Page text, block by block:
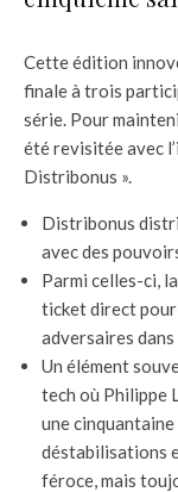
Cette édition
finale à trois
série. Pour
été revisitée avec
Distribonus ».
Distribonus
avec des
Parmi celles-ci,
ticket direct pour
adversaires
Un élément
tech où Philippe
une
déstabilisations
féroce, mais